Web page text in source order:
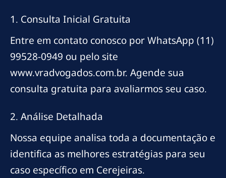
1. Consulta Inicial Gratuita
Entre em contato conosco por WhatsApp (11)
99528-0949 ou pelo site
www.vradvogados.com.br. Agende sua
consulta gratuita para avaliarmos seu caso.
2. Análise Detalhada
Nossa equipe analisa toda a documentação e
identifica as melhores estratégias para seu
caso específico em Cerejeiras.